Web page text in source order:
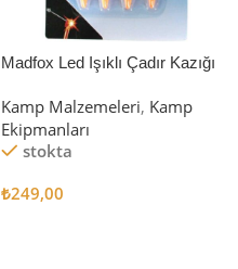
Madfox Led Işıklı Çadır Kazığı
Kamp Malzemeleri, Kamp
Ekipmanları
stokta
₺249,00